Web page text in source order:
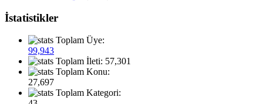
İstatistikler
Toplam Üye:
99,943
Toplam İleti: 57,301
Toplam Konu:
27,697
Toplam Kategori: